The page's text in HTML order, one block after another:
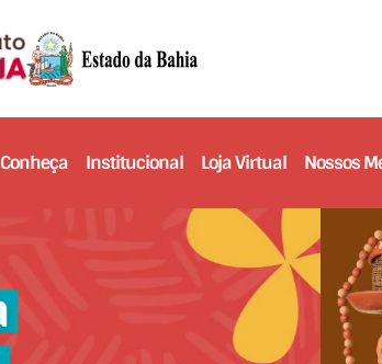
Conheça Institucional Loja Virtual Nossos